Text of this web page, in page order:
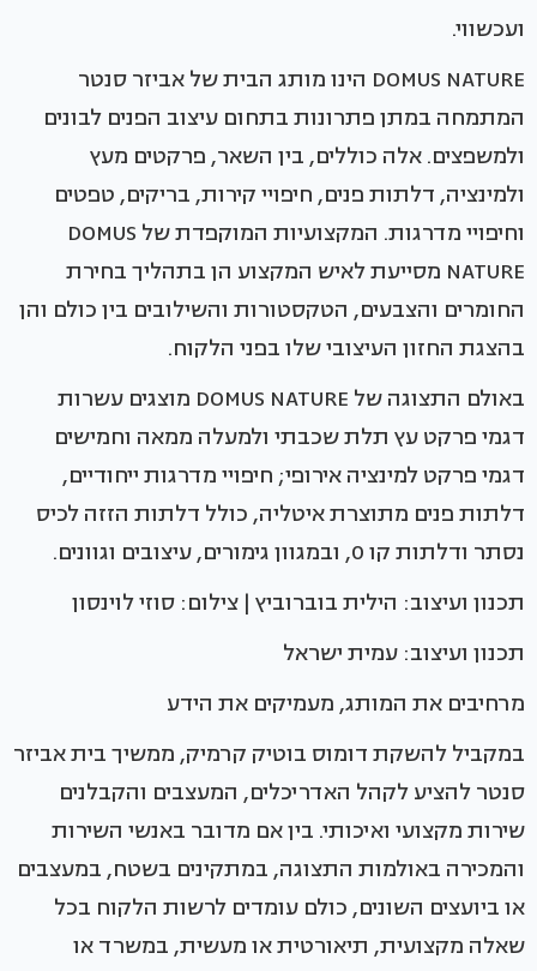
ועכשווי.
DOMUS NATURE הינו מותג הבית של אביזר סנטר
המתמחה במתן פתרונות בתחום עיצוב הפנים לבונים
ולמשפצים. אלה כוללים, בין השאר, פרקטים מעץ
ולמינציה, דלתות פנים, חיפויי קירות, בריקים, טפטים
וחיפויי מדרגות. המקצועיות המוקפדת של DOMUS
NATURE מסייעת לאיש המקצוע הן בתהליך בחירת
החומרים והצבעים, הטקסטורות והשילובים בין כולם והן
בהצגת החזון העיצובי שלו בפני הלקוח.
באולם התצוגה של DOMUS NATURE מוצגים עשרות
דגמי פרקט עץ תלת שכבתי ולמעלה ממאה וחמישים
דגמי פרקט למינציה אירופי; חיפויי מדרגות ייחודיים,
דלתות פנים מתוצרת איטליה, כולל דלתות הזזה לכיס
נסתר ודלתות קו 0, ובמגוון גימורים, עיצובים וגוונים.
תכנון ועיצוב: הילית בוברוביץ | צילום: סוזי לוינסון
תכנון ועיצוב: עמית ישראל
מרחיבים את המותג, מעמיקים את הידע
במקביל להשקת דומוס בוטיק קרמיק, ממשיך בית אביזר
סנטר להציע לקהל האדריכלים, המעצבים והקבלנים
שירות מקצועי ואיכותי. בין אם מדובר באנשי השירות
והמכירה באולמות התצוגה, במתקינים בשטח, במעצבים
או ביועצים השונים, כולם עומדים לרשות הלקוח בכל
שאלה מקצועית, תיאורטית או מעשית, במשרד או